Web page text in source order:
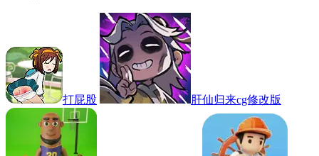
打屁股 肝仙归来cg修改版